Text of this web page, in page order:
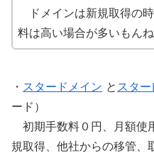
ドメインは新規取得の
料は高い場合が多いもん
・ スタードメイン と スタ
ード）
初期手数料０円、月額使
規取得、他社からの移管、